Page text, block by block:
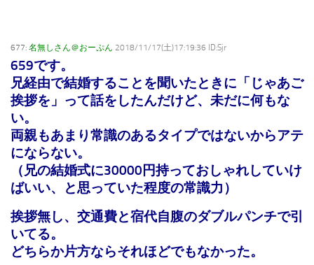
677: 名無しさん＠おーぷん 2018/11/17(土)17:19:36 ID:Sjr
659です。
兄経由で結婚することを聞いたときに 「じゃあご
挨拶を」って話をしたんだけど、未だに何もな
い。
両親もあまり常識のあるタイプではないからアテ
にならない。
（兄の結婚式に30000円持っておしゃれしていけ
ばいい、と思っていた程度の常識力）
挨拶無し、交通費と宿代自腹のダブルパンチで引
いてる。
どちらか片方ならそれほどでもなかった。